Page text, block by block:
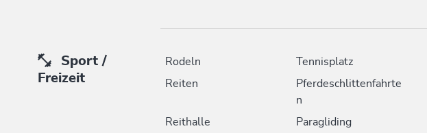
Sport /
Freizeit
Rodeln Tennisplatz
Reiten
Pferdeschlittenfahrte
n
Reithalle Paragliding